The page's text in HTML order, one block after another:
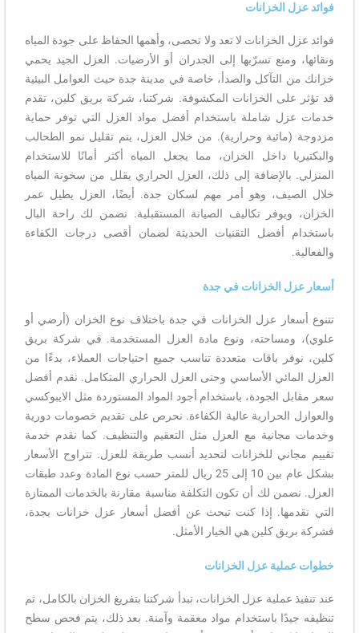
فوائد عزل الخزانات
فوائد عزل الخزانات لا تعد ولا تحصى، وأهمها الحفاظ على جودة المياه
ونقائها، ومنع تسرّبها إلى الجدران أو الأرضيات. العزل الجيد يحمي
خزانك من التآكل والصدأ، خاصة في مدينة جدة حيث العوامل البيئية
قد تؤثر على الخزانات المكشوفة. شركتنا، شركة بريق كلين، تقدم
خدمات عزل شاملة باستخدام أفضل مواد العزل التي توفر حماية
مزدوجة (مائية وحرارية). من خلال العزل، يتم تقليل نمو الطحالب
والبكتيريا داخل الخزان، مما يجعل المياه أكثر أمانًا للاستخدام
المنزلي. بالإضافة إلى ذلك، العزل الحراري يقلل من سخونة المياه
خلال الصيف، وهو أمر مهم لسكان جدة. أيضًا، العزل يطيل عمر
الخزان، ويوفر تكاليف الصيانة المستقبلية. نضمن لك راحة البال
باستخدام أفضل التقنيات الحديثة لضمان أقصى درجات الكفاءة
والفعالية.
أسعار عزل الخزانات في جدة
تتنوع أسعار عزل الخزانات في جدة باختلاف نوع الخزان (أرضي أو
علوي)، ومساحته، ونوع مادة العزل المستخدمة. في شركة بريق
كلين، نوفر باقات متعددة تناسب جميع احتياجات العملاء، بدءًا من
العزل المائي الأساسي وحتى العزل الحراري المتكامل. نقدم أفضل
سعر مقابل الجودة، باستخدام أجود المواد المستوردة مثل الايبوكسي
والعوازل الحرارية عالية الكفاءة. نحرص على تقديم خصومات دورية
وخدمات مجانية مع العزل مثل التعقيم والتنظيف. كما نقدم خدمة
تقييم مجاني للخزانات لتحديد أنسب طريقة للعزل. تتراوح الأسعار
بشكل عام بين 10 إلى 25 ريال للمتر حسب نوع المادة وعدد طبقات
العزل. نضمن لك أن تكون التكلفة مناسبة مقارنة بالخدمات الممتازة
التي نقدمها. إذا كنت تبحث عن أفضل أسعار عزل خزانات بجدة،
فشركة بريق كلين هي الخيار الأمثل.
خطوات عملية عزل الخزانات
عند تنفيذ عملية عزل الخزانات، تبدأ شركتنا بتفريغ الخزان بالكامل، ثم
تنظيفه جيدًا باستخدام مواد معقمة وآمنة. بعد ذلك، يتم فحص سطح